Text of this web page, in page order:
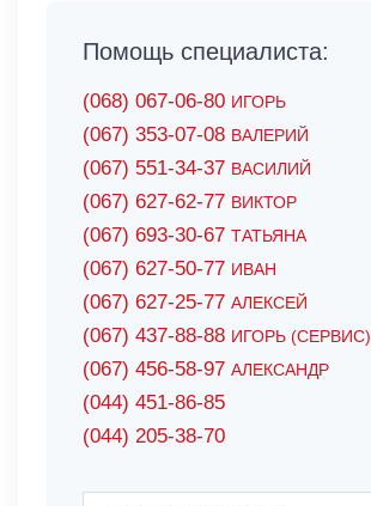
Помощь специалиста:
(068) 067-06-80 ИГОРЬ
(067) 353-07-08 ВАЛЕРИЙ
(067) 551-34-37 ВАСИЛИЙ
(067) 627-62-77 ВИКТОР
(067) 693-30-67 ТАТЬЯНА
(067) 627-50-77 ИВАН
(067) 627-25-77 АЛЕКСЕЙ
(067) 437-88-88 ИГОРЬ (СЕРВИС)
(067) 456-58-97 АЛЕКСАНДР
(044) 451-86-85
(044) 205-38-70